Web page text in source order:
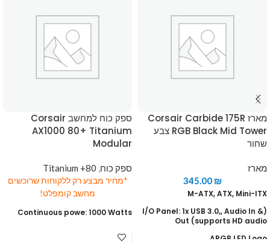
מארז Corsair Carbide 175R
RGB Black Mid Tower צבע
שחור
מארז
345.00 ₪
M-ATX, ATX, Mini-ITX
(I/O Panel: 1x USB 3.0,, Audio In &
Out (supports HD audio
ARGB LED Logo
ספק כוח למחשב Corsair
AX1000 80+ Titanium
Modular
ספק כוח,
80+ Titanium
*מחיר מבצע רק ללקוחות שרוכשים
מחשב קומפלט!
Continuous powe: 1000 Watts